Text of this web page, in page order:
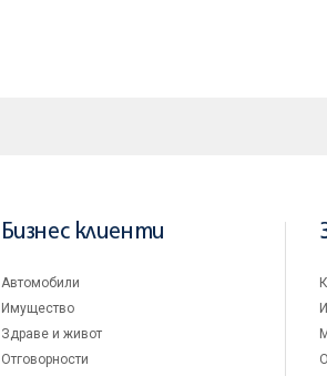
Бизнес клиенти
Автомобили
Имущество
Здраве и живот
Отговорности